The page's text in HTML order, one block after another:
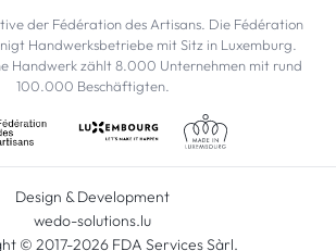
der Fédération des Artisans. Die Fédération
Handwerksbetriebe mit Sitz in Luxemburg.
Handwerk zählt 8.000 Unternehmen mit rund
100.000 Beschäftigten.
Design & Development
wedo-solutions.lu
© 2017-2026 FDA Services Sàrl.